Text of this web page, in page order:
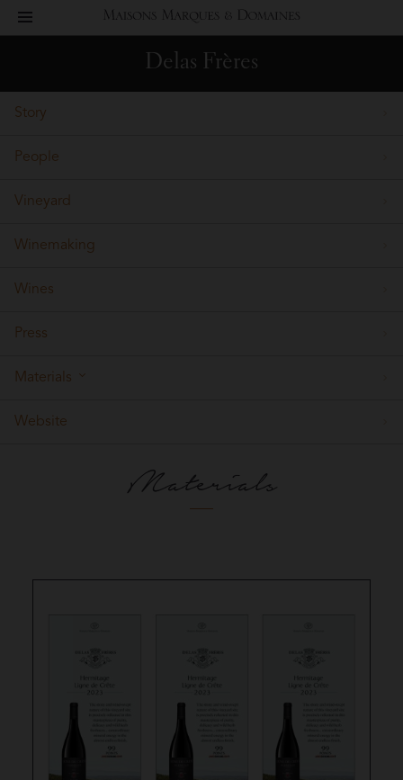
Maisons
Marques
toggle
Delas Frères
Story
People
Vineyard
Winemaking
Wines
Press
Materials
Website
Materials